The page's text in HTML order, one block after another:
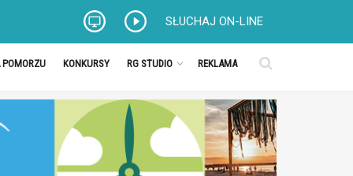
SŁUCHAJ ON-LINE
KONKURSY RG STUDIO REKLAMA